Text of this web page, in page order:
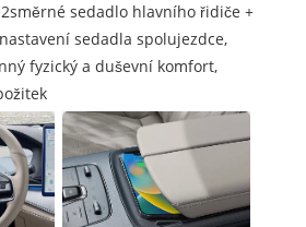
sedadlo hlavního řidiče +
sedadla spolujezdce,
fyzický a duševní komfort,